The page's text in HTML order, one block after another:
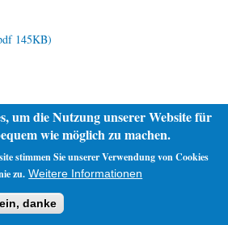
145KB)
um die Nutzung unserer Website für
wie möglich zu machen.
stimmen Sie unserer Verwendung von Cookies
zu. Weitere Informationen
danke